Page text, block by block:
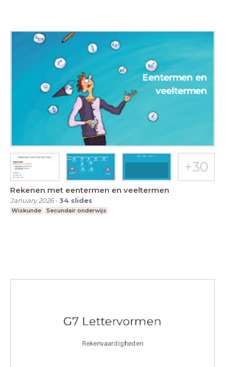
Rekenen met eentermen en veeltermen
January 2026-34 slides
Wiskunde Secundair onderwijs